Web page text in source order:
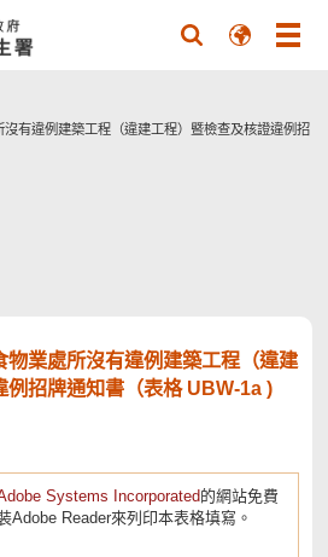
有違例建築工程（違建工程）暨檢查及核證違例招
物業處所沒有違例建築工程（違建
例招牌通知書（表格 UBW-1a )
Systems Incorporated的網站免費
Adobe Reader來列印本表格填寫。